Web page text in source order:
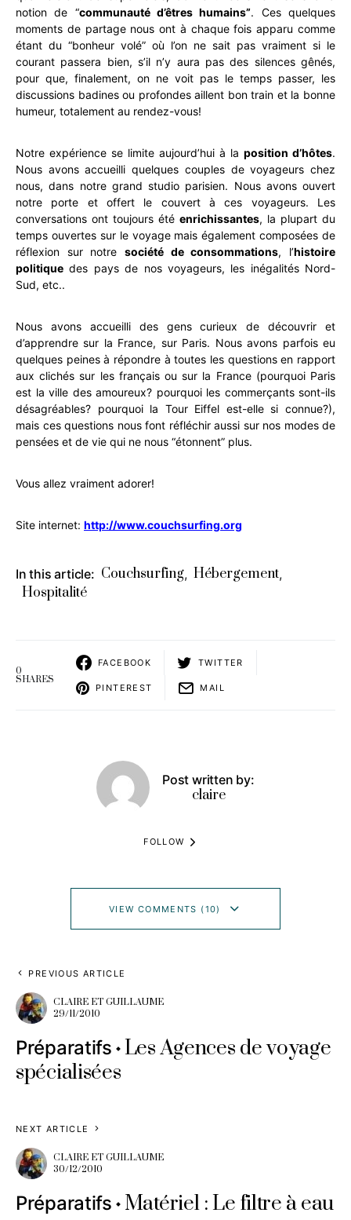
notion de “communauté d’êtres humains”. Ces quelques
moments de partage nous ont à chaque fois apparu comme
étant du “bonheur volé” où l’on ne sait pas vraiment si le
courant passera bien, s’il n’y aura pas des silences gênés,
pour que, finalement, on ne voit pas le temps passer, les
discussions badines ou profondes aillent bon train et la bonne
humeur, totalement au rendez-vous!
Notre expérience se limite aujourd’hui à la position d’hôtes.
Nous avons accueilli quelques couples de voyageurs chez
nous, dans notre grand studio parisien. Nous avons ouvert
notre porte et offert le couvert à ces voyageurs. Les
conversations ont toujours été enrichissantes, la plupart du
temps ouvertes sur le voyage mais également composées de
réflexion sur notre société de consommations, l’histoire
politique des pays de nos voyageurs, les inégalités Nord-
Sud, etc..
Nous avons accueilli des gens curieux de découvrir et
d’apprendre sur la France, sur Paris. Nous avons parfois eu
quelques peines à répondre à toutes les questions en rapport
aux clichés sur les français ou sur la France (pourquoi Paris
est la ville des amoureux? pourquoi les commerçants sont-ils
désagréables? pourquoi la Tour Eiffel est-elle si connue?),
mais ces questions nous font réfléchir aussi sur nos modes de
pensées et de vie qui ne nous “étonnent” plus.
Vous allez vraiment adorer!
Site internet: http://www.couchsurfing.org
In this article: Couchsurfing, Hébergement,
Hospitalité
0
SHARES
FACEBOOK TWITTER
PINTEREST MAIL
Post written by:
claire
FOLLOW
VIEW COMMENTS (10)
PREVIOUS ARTICLE
CLAIRE ET GUILLAUME
29/11/2010
Préparatifs Les Agences de voyage
spécialisées
NEXT ARTICLE
CLAIRE ET GUILLAUME
30/12/2010
Préparatifs Matériel : Le filtre à eau